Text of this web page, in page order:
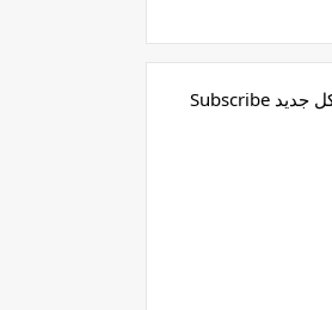
إشترك بموقعنا ليصلك كل جديد Subscribe